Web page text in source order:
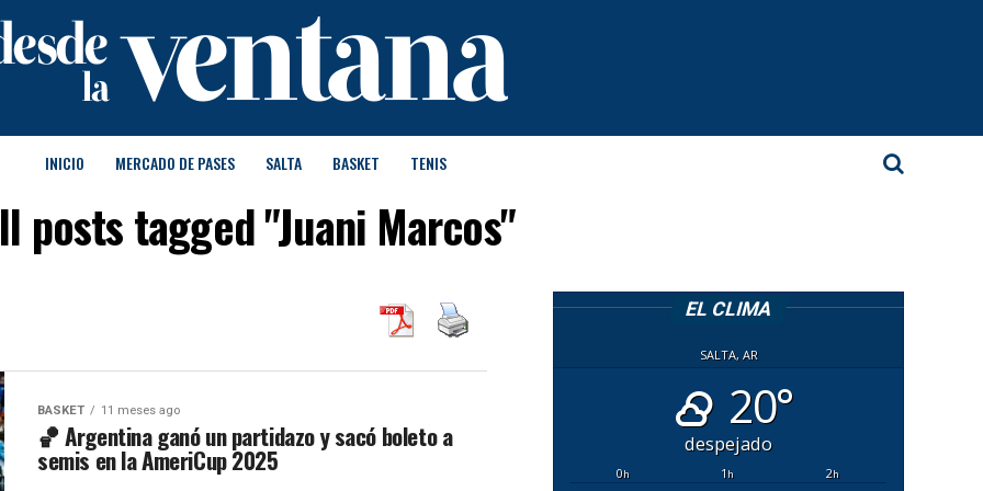
INICIO MERCADO DE PASES SALTA BASKET TENIS
posts tagged "Juani Marcos"
BASKET 11 meses ago
🏀 Argentina ganó un partidazo y sacó boleto a
semis en la AmeriCup 2025
EL CLIMA
SALTA, AR
20°
despejado
0h 1h 2h